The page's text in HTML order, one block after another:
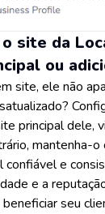
site da
ou
site, ele não
principal dele,
mantenha-o
confiável e
e a
seu